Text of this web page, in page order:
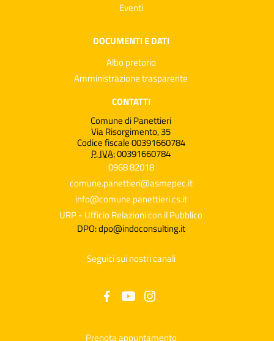
Eventi
DOCUMENTI E DATI
Albo pretorio
Amministrazione trasparente
CONTATTI
Comune di Panettieri
Via Risorgimento, 35
Codice fiscale 00391660784
P. IVA:00391660784
0968 82018
comune.panettieri@asmepec.it
info@comune.panettieri.cs.it
URP - Ufficio Relazioni con il Pubblico
DPO: dpo@indoconsulting.it
Seguici sui nostri canali
Prenota appuntamento